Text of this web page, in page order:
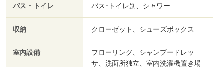
バス・トイレ バス･トイレ別、シャワー
収納 クローゼット、シューズボックス
室内設備
フローリング、シャンプードレッ
サ、洗面所独立、室内洗濯機置き場